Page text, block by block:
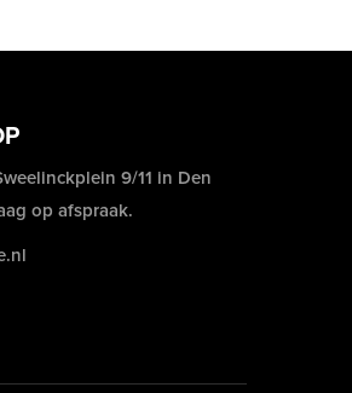
9/11 in Den
op afspraak.